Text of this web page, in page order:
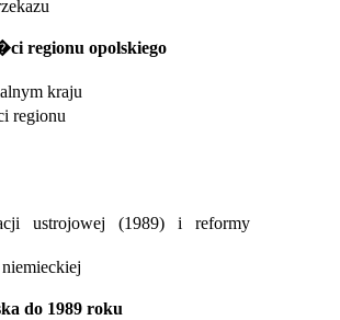
regionu opolskiego
kraju
regionu
ustrojowej (1989) i reformy
do 1989 roku